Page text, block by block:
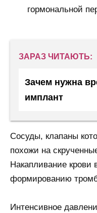
гормональной
ЗАРАЗ ЧИТАЮТЬ:
Зачем нужна
имплант
Сосуды, клапаны
похожи на
Накапливание крови
формированию
Интенсивное